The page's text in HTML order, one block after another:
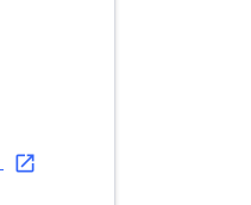
open_in_new